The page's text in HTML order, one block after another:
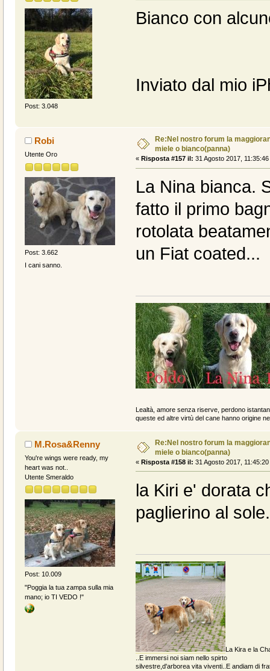
Post: 3.048
Bianco con
Inviato dal mio
Robi
Utente Oro
Post: 3.662
I cani sanno.
Re:Nel nostro forum la
miele o bianco(panna)
« Risposta #157 il: 31 Agosto 2017, 11:35:46
La Nina bianca.
fatto il primo
rotolata
un Fiat coated...
Lealtà, amore senza riserve, perdono
queste ed altre virtù del cane hanno origine
M.Rosa&Renny
You're wings were ready, my
heart was not..
Utente Smeraldo
Post: 10.009
"Poggia la tua zampa sulla mia
mano; io TI VEDO !"
Re:Nel nostro forum la
miele o bianco(panna)
« Risposta #158 il: 31 Agosto 2017, 11:45:20
la Kiri e' dorata
paglierino al
La Kira e la
..E immersi noi siam nello spirto
silvestre,d'arborea vita viventi..E andiam di